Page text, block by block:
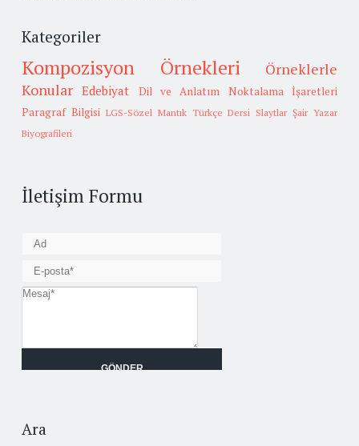
Kategoriler
Kompozisyon Örnekleri
Örneklerle
Konular Edebiyat Dil ve Anlatım
Noktalama İşaretleri
Paragraf Bilgisi LGS-Sözel Mantık Türkçe Dersi Slaytlar Şair Yazar
Biyografileri
İletişim Formu
Ara